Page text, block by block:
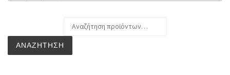
ΑΝΑΖΉΤΗΣΗ